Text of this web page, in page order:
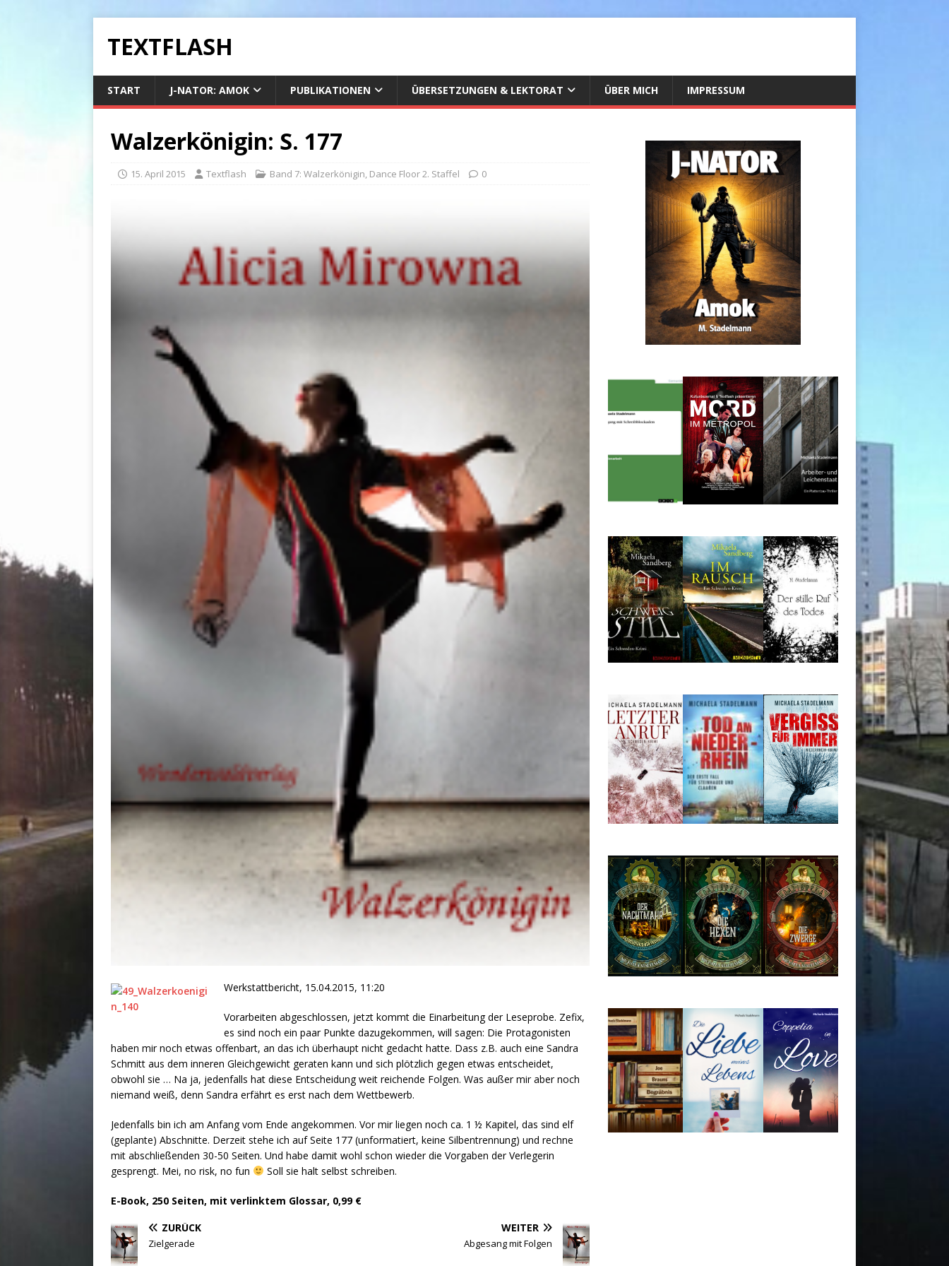
TEXTFLASH
START J-NATOR: AMOK PUBLIKATIONEN ÜBERSETZUNGEN & LEKTORAT ÜBER MICH IMPRESSUM
Walzerkönigin: S. 177
15. April 2015 Textflash Band 7: Walzerkönigin, Dance Floor 2. Staffel 0
Werkstattbericht, 15.04.2015, 11:20
Vorarbeiten abgeschlossen, jetzt kommt die Einarbeitung der Leseprobe. Zefix,
es sind noch ein paar Punkte dazugekommen, will sagen: Die Protagonisten
haben mir noch etwas offenbart, an das ich überhaupt nicht gedacht hatte. Dass z.B. auch eine Sandra
Schmitt aus dem inneren Gleichgewicht geraten kann und sich plötzlich gegen etwas entscheidet,
obwohl sie … Na ja, jedenfalls hat diese Entscheidung weit reichende Folgen. Was außer mir aber noch
niemand weiß, denn Sandra erfährt es erst nach dem Wettbewerb.
Jedenfalls bin ich am Anfang vom Ende angekommen. Vor mir liegen noch ca. 1 ½ Kapitel, das sind elf
(geplante) Abschnitte. Derzeit stehe ich auf Seite 177 (unformatiert, keine Silbentrennung) und rechne
mit abschließenden 30-50 Seiten. Und habe damit wohl schon wieder die Vorgaben der Verlegerin
gesprengt. Mei, no risk, no fun
Soll sie halt selbst schreiben.
E-Book, 250 Seiten, mit verlinktem Glossar, 0,99 €
ZURÜCK
Zielgerade
WEITER
Abgesang mit Folgen